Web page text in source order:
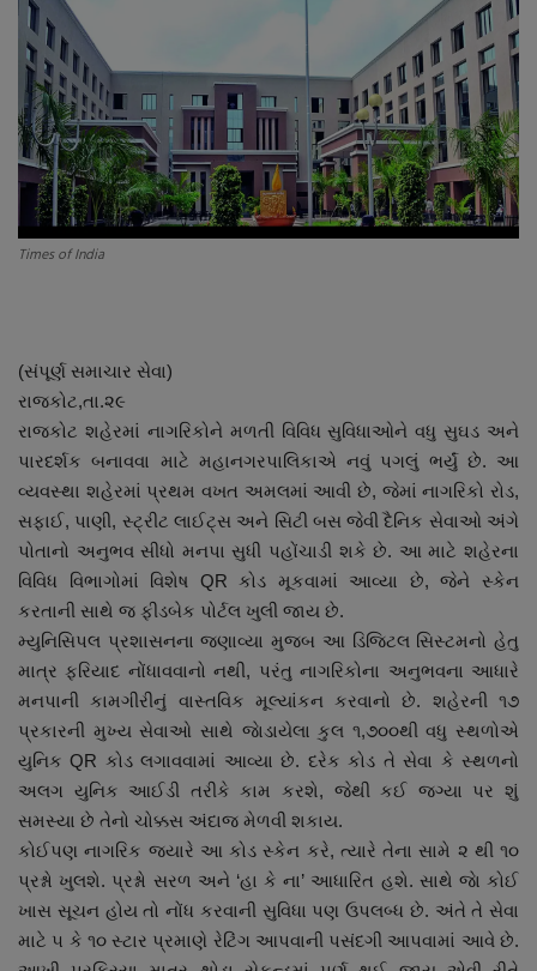
About Author
Contact
Dipotsav Special
આંતરરાષ્ટ્રીય
રાષ્ટ્રીય
જુનાગઢ
Support US
બજારના સમાચાર
નાણાંકીય સમાચાર
સ્થાનિક સમાચાર
સ્પોર્ટ્સ
રાશિફળ
ગુનાખોરી
બોલિવૂડ
સ્વાસ્થ્ય
Times of India
(સંપૂર્ણ સમાચાર સેવા)
રાજકોટ,તા.૨૯
રાજકોટ શહેરમાં નાગરિકોને મળતી વિવિધ સુવિધાઓને વધુ સુઘડ અને
પારદર્શક બનાવવા માટે મહાનગરપાલિકાએ નવું પગલું ભર્યું છે. આ
વ્યવસ્થા શહેરમાં પ્રથમ વખત અમલમાં આવી છે, જેમાં નાગરિકો રોડ,
સફાઈ, પાણી, સ્ટ્રીટ લાઈટ્સ અને સિટી બસ જેવી દૈનિક સેવાઓ અંગે
પોતાનો અનુભવ સીધો મનપા સુધી પહોંચાડી શકે છે. આ માટે શહેરના
વિવિધ વિભાગોમાં વિશેષ QR કોડ મૂકવામાં આવ્યા છે, જેને સ્કેન
કરતાની સાથે જ ફીડબેક પોર્ટલ ખુલી જાય છે.
મ્યુનિસિપલ પ્રશાસનના જણાવ્યા મુજબ આ ડિજિટલ સિસ્ટમનો હેતુ
માત્ર ફરિયાદ નોંધાવવાનો નથી, પરંતુ નાગરિકોના અનુભવના આધારે
મનપાની કામગીરીનું વાસ્તવિક મૂલ્યાંકન કરવાનો છે. શહેરની ૧૭
પ્રકારની મુખ્ય સેવાઓ સાથે જાેડાયેલા કુલ ૧,૭૦૦થી વધુ સ્થળોએ
યુનિક QR કોડ લગાવવામાં આવ્યા છે. દરેક કોડ તે સેવા કે સ્થળનો
અલગ યુનિક આઈડી તરીકે કામ કરશે, જેથી કઈ જગ્યા પર શું
સમસ્યા છે તેનો ચોક્કસ અંદાજ મેળવી શકાય.
કોઈપણ નાગરિક જ્યારે આ કોડ સ્કેન કરે, ત્યારે તેના સામે ૨ થી ૧૦
પ્રશ્નો ખુલશે. પ્રશ્નો સરળ અને ‘હા કે ના’ આધારિત હશે. સાથે જાે કોઈ
ખાસ સૂચન હોય તો નોંધ કરવાની સુવિધા પણ ઉપલબ્ધ છે. અંતે તે સેવા
માટે ૫ કે ૧૦ સ્ટાર પ્રમાણે રેટિંગ આપવાની પસંદગી આપવામાં આવે છે.